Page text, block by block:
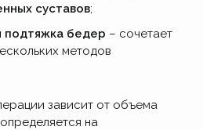
суставов;
подтяжка бедер – сочетает
методов
зависит от объема
на